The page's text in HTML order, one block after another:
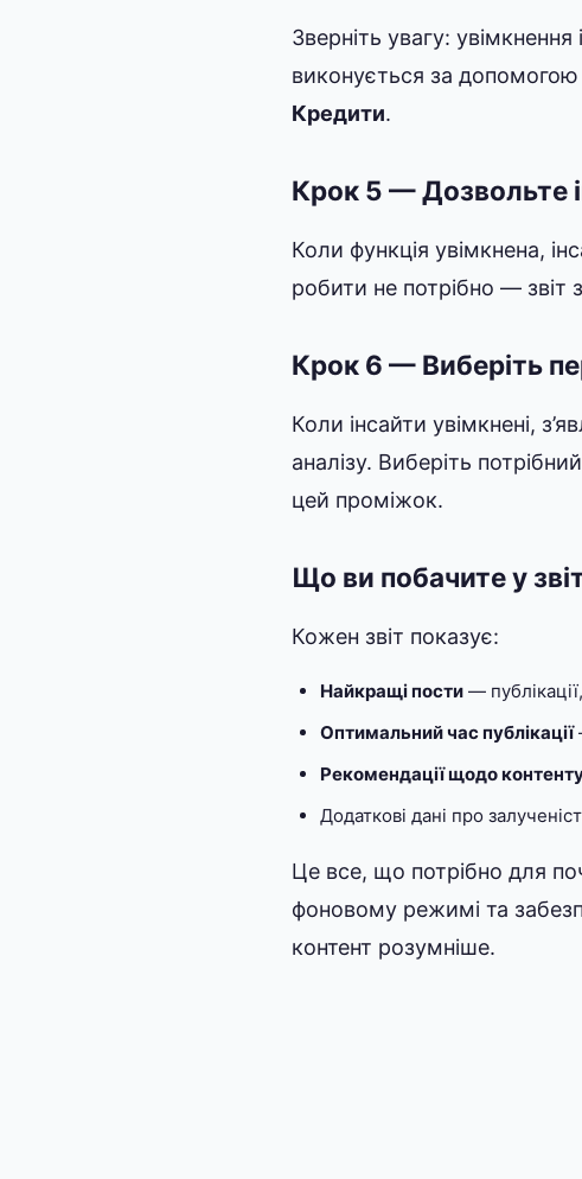
Зверніть увагу:
виконується за
Кредити.
Крок 5 — Дозвольте
Коли функція увімкнена,
робити не потрібно —
Крок 6 — Виберіть
Коли інсайти увімкнені,
аналізу. Виберіть
цей проміжок.
Що ви побачите у
Кожен звіт показує:
Найкращі пости —
Оптимальний час публікації
Рекомендації щодо
Додаткові дані про
Це все, що потрібно для
фоновому режимі та
контент розумніше.